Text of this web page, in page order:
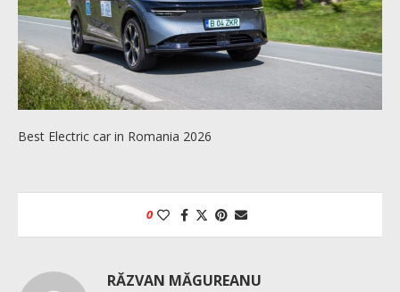
Best Electric car in Romania 2026
0
RĂZVAN MĂGUREANU